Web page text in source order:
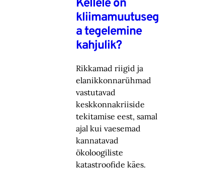
Kellele on
kliimamuutuseg
a tegelemine
kahjulik?
Rikkamad riigid ja
elanikkonnarühmad
vastutavad
keskkonnakriiside
tekitamise eest, samal
ajal kui vaesemad
kannatavad
ökoloogiliste
katastroofide käes.